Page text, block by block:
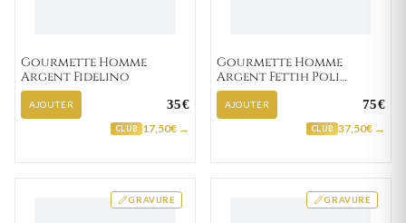
Gourmette Homme
Argent Fidelino
AJOUTER 35€
CLUB 17,50€ →
Gourmette Homme
Argent Fettih Poli
figaro
AJOUTER 75€
CLUB 37,50€ →
GRAVURE GRAVURE